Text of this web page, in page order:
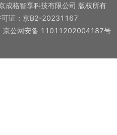
格智享科技有限公司 版权所有
可证：京B2-20231167
京公网安备 11011202004187号